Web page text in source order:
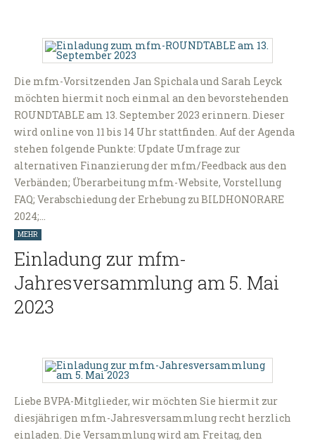
Die mfm-Vorsitzenden Jan Spichala und Sarah Leyck
möchten hiermit noch einmal an den bevorstehenden
ROUNDTABLE am 13. September 2023 erinnern. Dieser
wird online von 11 bis 14 Uhr stattfinden. Auf der Agenda
stehen folgende Punkte: Update Umfrage zur
alternativen Finanzierung der mfm/Feedback aus den
Verbänden; Überarbeitung mfm-Website, Vorstellung
FAQ; Verabschiedung der Erhebung zu BILDHONORARE
2024;…
MEHR
Einladung zur mfm-
Jahresversammlung am 5. Mai
2023
Liebe BVPA-Mitglieder, wir möchten Sie hiermit zur
diesjährigen mfm-Jahresversammlung recht herzlich
einladen. Die Versammlung wird am Freitag, den